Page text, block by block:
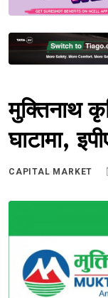
मुक्तिनाथ
घाटामा,
CAPITAL MARKET